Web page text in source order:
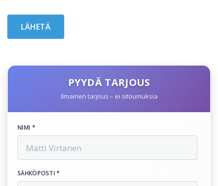
PYYDÄ TARJOUS
Ilmainen tarjous – ei sitoumuksia
NIMI *
SÄHKÖPOSTI *